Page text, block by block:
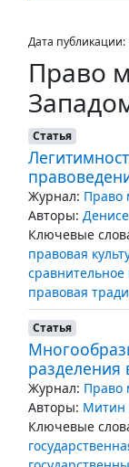
Дата публикации:
Право
Статья
Журнал: Право
Авторы:
Ключевые
правовая
правовая
Статья
разделения
Журнал: Право
Авторы: Митин
Ключевые